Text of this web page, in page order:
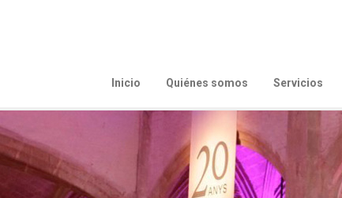
Inicio Quiénes somos Servicios